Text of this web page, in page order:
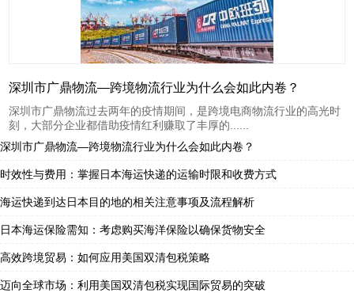
深圳市广鼎物流—跨境物流行业为什么会如此内卷？
深圳市广鼎物流过去两年的疫情期间，是跨境电商物流行业的高光时
刻，大部分企业都借助疫情红利赚取了丰厚的......
深圳市广鼎物流—跨境物流行业为什么会如此内卷？
时效性与费用：掌握日本海运快递的运输时限和收费方式
海运快递到达日本目的地的相关注意事项及流程解析
日本海运保险需知：考虑购买海洋保险以确保货物安全
高效跨境贸易：如何应用美国双清包税策略
迈向全球市场：利用美国双清包税实现国际贸易的突破